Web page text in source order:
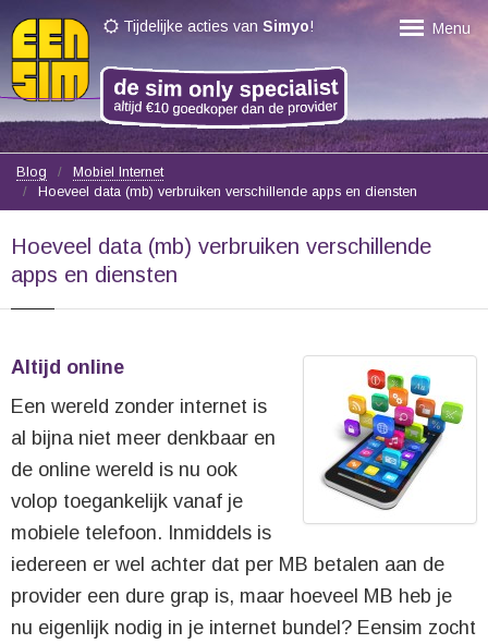
Tijdelijke acties van Simyo! Menu
Blog
Mobiel Internet
Hoeveel data (mb) verbruiken verschillende apps en diensten
Hoeveel data (mb) verbruiken verschillende
apps en diensten
Altijd online
Een wereld zonder internet is
al bijna niet meer denkbaar en
de online wereld is nu ook
volop toegankelijk vanaf je
mobiele telefoon. Inmiddels is
iedereen er wel achter dat per MB betalen aan de
provider een dure grap is, maar hoeveel MB heb je
nu eigenlijk nodig in je internet bundel? Eensim zocht